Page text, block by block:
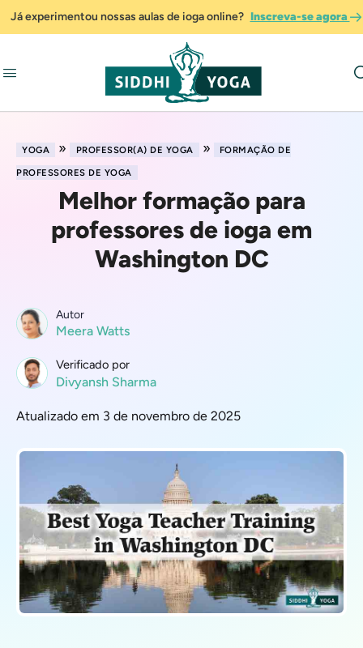
Já experimentou nossas aulas de ioga online? Inscreva-se agora
YOGA » PROFESSOR(A) DE YOGA »
FORMAÇÃO DE
PROFESSORES DE YOGA
Melhor formação para
professores de ioga em
Washington DC
Autor
Meera Watts
Verificado por
Divyansh Sharma
Atualizado em 3 de novembro de 2025